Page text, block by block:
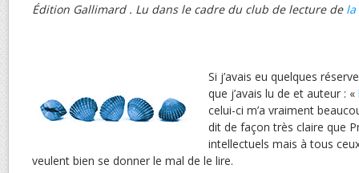
Édition Gallimard . Lu dans le cadre du club de lecture dela
Si j’avais eu quelques
que j’avais lu de et auteur : «
celui-ci m’a vraiment
dit de façon très claire que
intellectuels mais à tous
veulent bien se donner le mal de le lire.